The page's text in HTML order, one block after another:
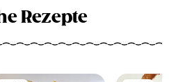
Rezepte